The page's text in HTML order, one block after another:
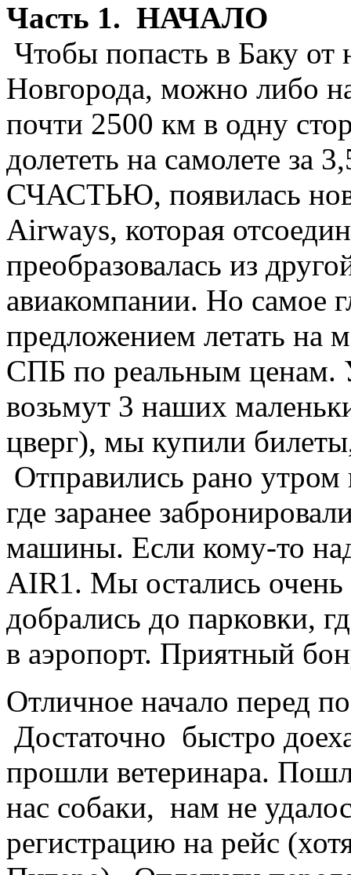
Часть 1. НАЧАЛО
Чтобы попасть в Баку от
Новгорода, можно либо
почти 2500 км в одну
долететь на самолете за
СЧАСТЬЮ, появилась
Airways, которая
преобразовалась из
авиакомпании. Но самое
предложением летать
СПБ по реальным ценам.
возьмут 3 наших
цверг), мы купили
Отправились рано
где заранее
машины. Если кому-то
AIR1. Мы остались
добрались до парковки,
в аэропорт. Приятный
Отличное начало перед
Достаточно быстро
прошли ветеринара.
нас собаки, нам не
регистрацию на рейс